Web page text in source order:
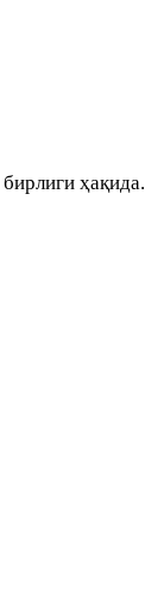
ҳақида.